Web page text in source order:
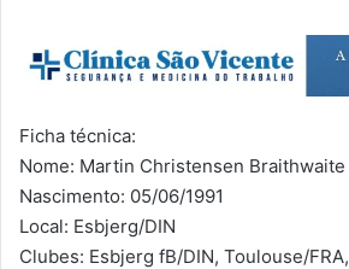
Ficha técnica:
Nome: Martin Christensen Braithwaite
Nascimento: 05/06/1991
Local: Esbjerg/DIN
Clubes: Esbjerg fB/DIN, Toulouse/FRA,